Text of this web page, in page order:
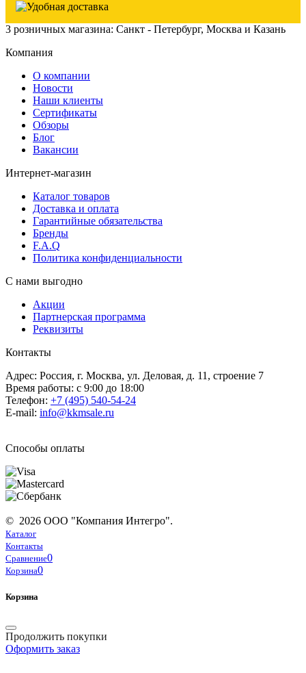
3 розничных магазина: Санкт - Петербург, Москва и Казань
Компания
О компании
Новости
Наши клиенты
Сертификаты
Обзоры
Блог
Вакансии
Интернет-магазин
Каталог товаров
Доставка и оплата
Гарантийные обязательства
Бренды
F.A.Q
Политика конфиденциальности
С нами выгодно
Акции
Партнерская программа
Реквизиты
Контакты
Адрес: Россия, г. Москва, ул. Деловая, д. 11, строение 7
Время работы: с 9:00 до 18:00
Телефон: +7 (495) 540-54-24
E-mail: info@kkmsale.ru
Способы оплаты
© 2026 ООО "Компания Интегро".
Каталог
Контакты
Сравнение0
Корзина0
Корзина
Продолжить покупки
Оформить заказ